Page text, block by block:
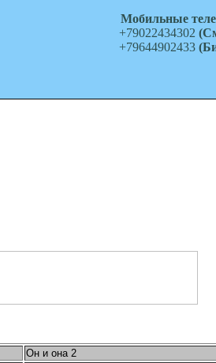
Мобильные
+79022434302
+79644902433
Он и она 2